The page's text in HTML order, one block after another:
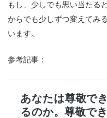
もし、少しでも思い当たる
からでも少しずつ変えてみ
います。
参考記事：